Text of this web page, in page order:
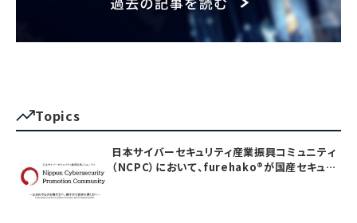
Topics
日本サイバーセキュリティ産業振興コミュニティ
（NCPC）において、furehako®が国産セキュリ